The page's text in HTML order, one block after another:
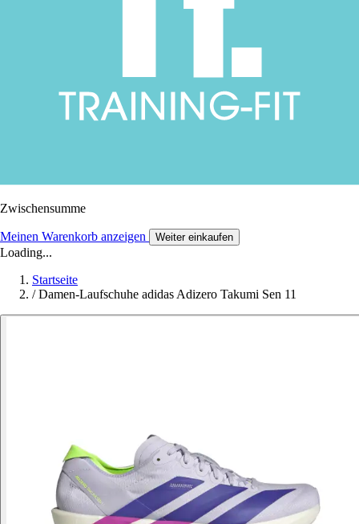
Zwischensumme
Meinen Warenkorb anzeigen Weiter einkaufen
Loading...
Startseite
/ Damen-Laufschuhe adidas Adizero Takumi Sen 11